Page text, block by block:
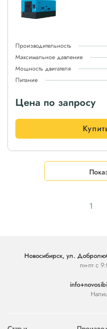
Производительность
Максимальное давление
Мощность двигателя
Питание
Цена по запросу
1
Новосибирск, ул.
пн-пт с